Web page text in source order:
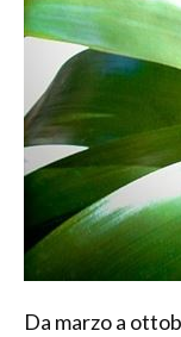
Da marzo a